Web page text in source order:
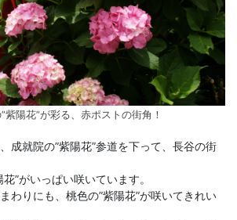
陽花”が彩る、赤ポストの街角！
成就院の”紫陽花”参道を下って、長谷の街
”がいっぱい咲いています。
わりにも、桃色の”紫陽花”が咲いてきれい